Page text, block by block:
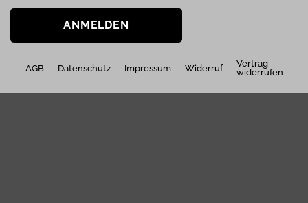
ANMELDEN
AGB Datenschutz Impressum Widerruf
Vertrag
widerrufen